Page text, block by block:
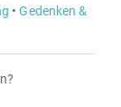
•Gedenken &